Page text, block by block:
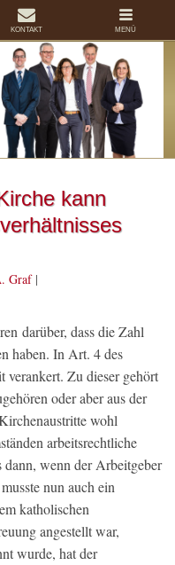
kann
Graf|
darüber, dass die Zahl
haben. In Art. 4 des
verankert. Zu dieser gehört
oder aber aus der
wohl
arbeitsrechtliche
dann, wenn der Arbeitgeber
nun auch ein
katholischen
angestellt war,
wurde, hat der
KONTAKT MENÜ